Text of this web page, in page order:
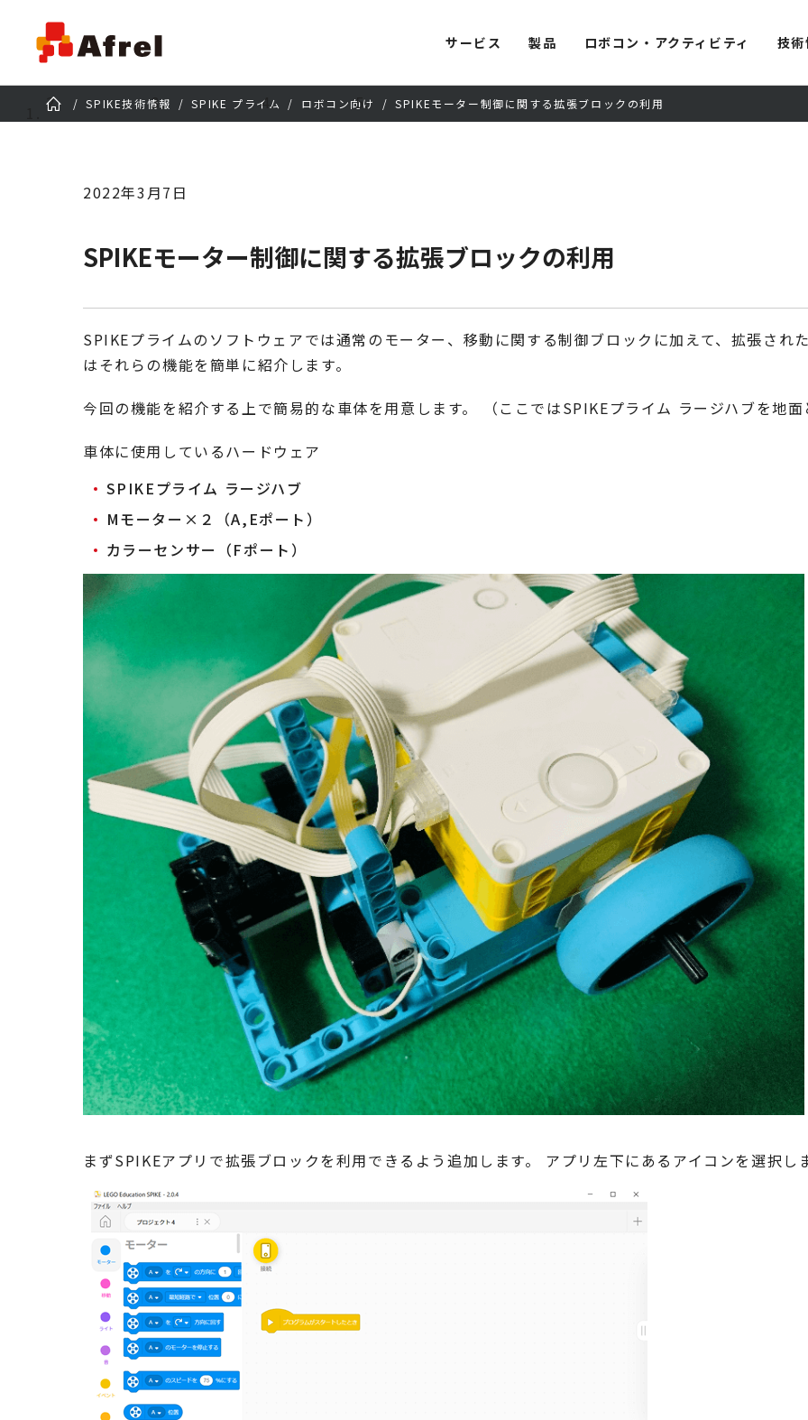
サービス 製品 ロボコン・アクティビティ 技
SPIKE技術情報 SPIKE プライム ロボコン向け SPIKEモーター制御に関する拡張ブロックの利用
2022年3月7日
SPIKEモーター制御に関する拡張ブロックの利用
SPIKEプライムのソフトウェアでは通常のモーター、移動に関する制御ブロックに加えて、拡張され
はそれらの機能を簡単に紹介します。
今回の機能を紹介する上で簡易的な車体を用意します。 （ここではSPIKEプライム ラージハブを地
車体に使用しているハードウェア
SPIKEプライム ラージハブ
Mモーター×２（A,Eポート）
カラーセンサー（Fポート）
まずSPIKEアプリで拡張ブロックを利用できるよう追加します。 アプリ左下にあるアイコンを選択し